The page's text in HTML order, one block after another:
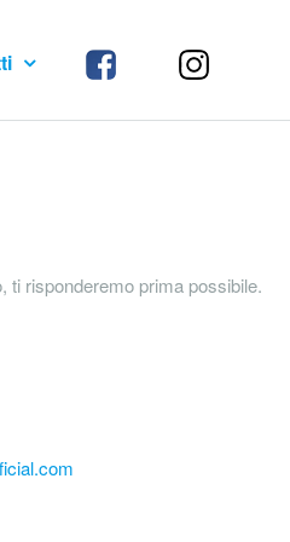
ti risponderemo prima possibile.